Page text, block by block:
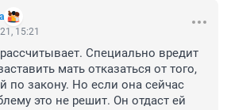
15:21
Специально вредит
мать отказаться от того,
по закону. Но если она сейчас
это не решит. Он отдаст ей